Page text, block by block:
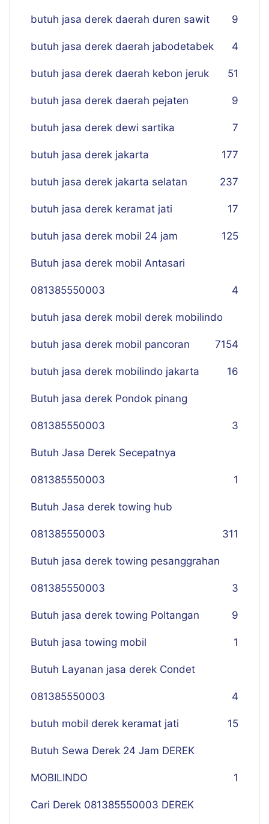
butuh jasa derek daerah duren sawit 9
butuh jasa derek daerah jabodetabek 4
butuh jasa derek daerah kebon jeruk 51
butuh jasa derek daerah pejaten 9
butuh jasa derek dewi sartika 7
butuh jasa derek jakarta 177
butuh jasa derek jakarta selatan 237
butuh jasa derek keramat jati 17
butuh jasa derek mobil 24 jam 125
Butuh jasa derek mobil Antasari
081385550003 4
butuh jasa derek mobil derek mobilindo
154
butuh jasa derek mobil pancoran 7
butuh jasa derek mobilindo jakarta 16
Butuh jasa derek Pondok pinang
081385550003 3
Butuh Jasa Derek Secepatnya
081385550003 1
Butuh Jasa derek towing hub
081385550003 311
Butuh jasa derek towing pesanggrahan
081385550003 3
Butuh jasa derek towing Poltangan 9
Butuh jasa towing mobil 1
Butuh Layanan jasa derek Condet
081385550003 4
butuh mobil derek keramat jati 15
Butuh Sewa Derek 24 Jam DEREK
MOBILINDO 1
Cari Derek 081385550003 DEREK